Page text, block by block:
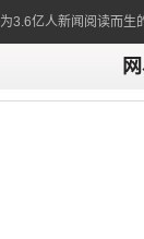
为3.6亿人新闻阅读而生